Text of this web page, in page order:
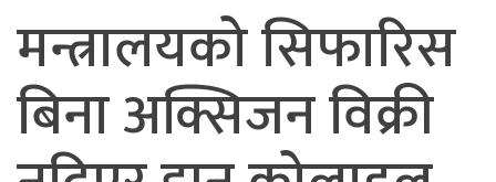
मन्त्रालयको सिफारिस
बिना अक्सिजन विक्री